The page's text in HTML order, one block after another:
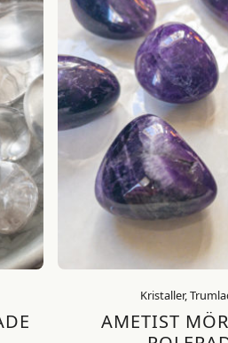
Kristaller,
AMETIST